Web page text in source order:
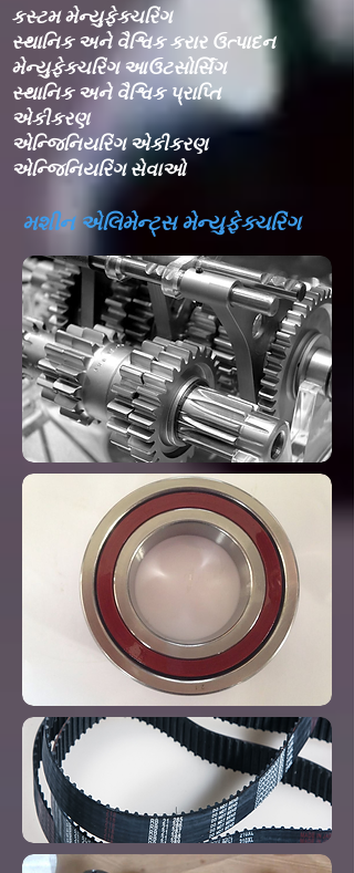
કસ્ટમ મેન્યુફેક્ચરિંગ
સ્થાનિક અને વૈશ્વિક કરાર ઉત્પાદન
મેન્યુફેક્ચરિંગ આઉટસોર્સિંગ
સ્થાનિક અને વૈશ્વિક પ્રાપ્તિ
એકીકરણ​
એન્જિનિયરિંગ એકીકરણ​
એન્જિનિયરિંગ સેવાઓ
મશીન એલિમેન્ટ્સ મેન્યુફેક્ચરિંગ